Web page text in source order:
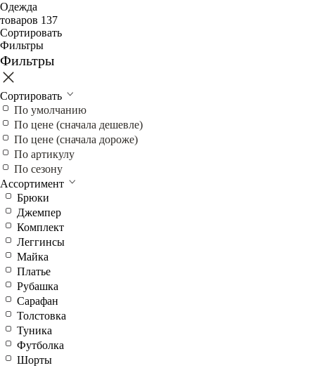
Одежда
товаров 137
Сортировать
Фильтры
Фильтры
Сортировать
По умолчанию
По цене (сначала дешевле)
По цене (сначала дороже)
По артикулу
По сезону
Ассортимент
Брюки
Джемпер
Комплект
Леггинсы
Майка
Платье
Рубашка
Сарафан
Толстовка
Туника
Футболка
Шорты